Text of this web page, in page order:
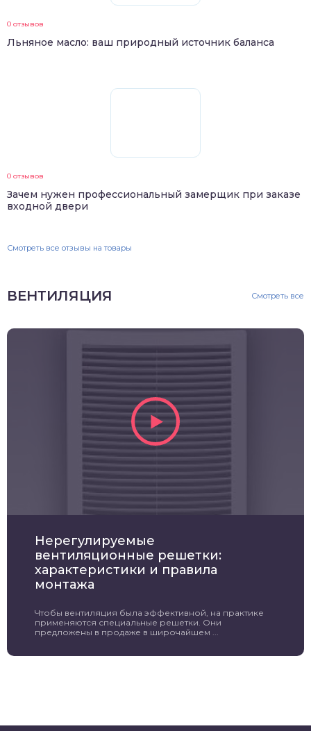
0 отзывов
Льняное масло: ваш природный источник баланса
0 отзывов
Зачем нужен профессиональный замерщик при заказе
входной двери
Смотреть все отзывы на товары
ВЕНТИЛЯЦИЯ Смотреть все
Нерегулируемые
вентиляционные решетки:
характеристики и правила
монтажа
Чтобы вентиляция была эффективной, на практике
применяются специальные решетки. Они
предложены в продаже в широчайшем ...